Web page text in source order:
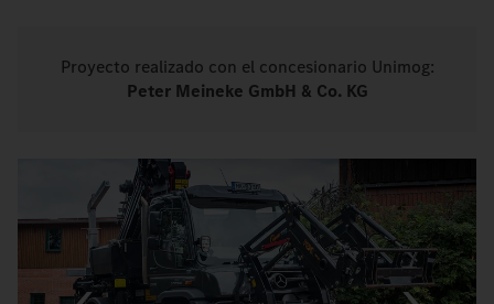
Proyecto realizado con el concesionario Unimog:
Peter Meineke GmbH & Co. KG